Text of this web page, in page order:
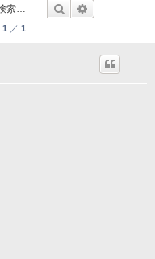
検索
1 ／ 1